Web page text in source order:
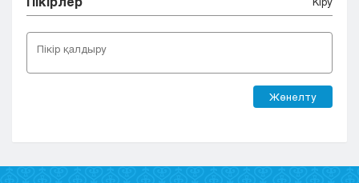
Жөнелту